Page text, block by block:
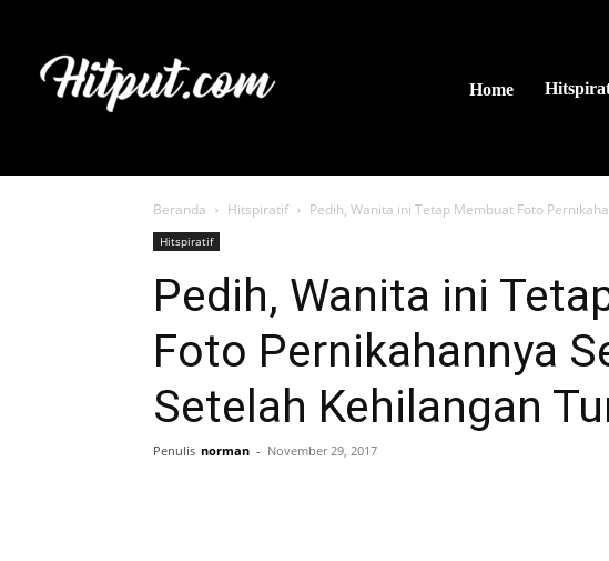
Home
Beranda Hitspiratif Pedih, Wanita ini Tetap Membuat Foto
Hitspiratif
Pedih, Wanita ini
Foto Pernikahannya
Setelah Kehilangan
Penulis norman - November 29, 2017